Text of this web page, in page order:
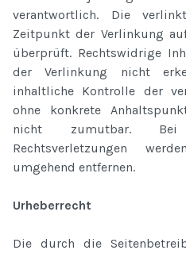
verantwortlich. Die
Zeitpunkt der Verlinkung
überprüft. Rechtswidrige
der Verlinkung nicht
inhaltliche Kontrolle der
ohne konkrete
nicht zumutbar. Bei
Rechtsverletzungen
umgehend entfernen.
Urheberrecht
Die durch die